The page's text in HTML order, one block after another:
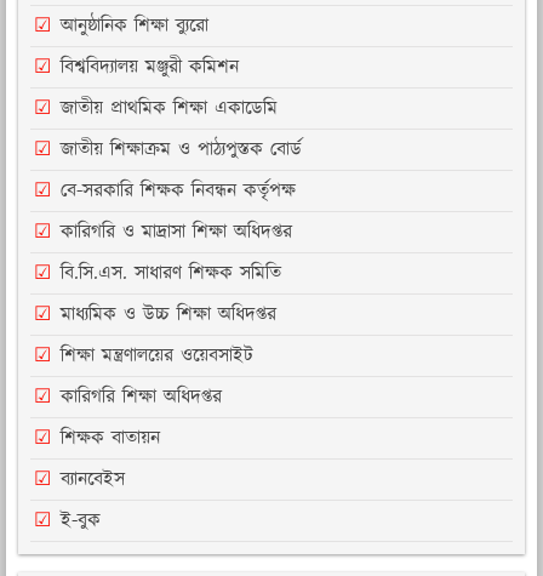
আনুষ্ঠানিক শিক্ষা ব্যুরো
বিশ্ববিদ্যালয় মঞ্জুরী কমিশন
জাতীয় প্রাথমিক শিক্ষা একাডেমি
জাতীয় শিক্ষাক্রম ও পাঠ্যপুস্তক বোর্ড
বে-সরকারি শিক্ষক নিবন্ধন কর্তৃপক্ষ
কারিগরি ও মাদ্রাসা শিক্ষা অধিদপ্তর
বি.সি.এস. সাধারণ শিক্ষক সমিতি
মাধ্যমিক ও উচ্চ শিক্ষা অধিদপ্তর
শিক্ষা মন্ত্রণালয়ের ওয়েবসাইট
কারিগরি শিক্ষা অধিদপ্তর
শিক্ষক বাতায়ন
ব্যানবেইস
ই-বুক